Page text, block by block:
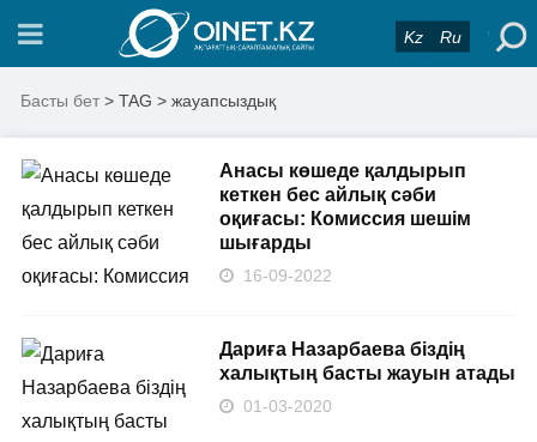
Kz Ru
Басты бет > TAG > жауапсыздық
Анасы көшеде қалдырып
кеткен бес айлық сәби
оқиғасы: Комиссия шешім
шығарды
16-09-2022
Дариға Назарбаева біздің
халықтың басты жауын атады
01-03-2020